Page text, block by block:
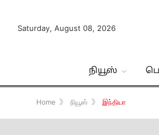
Saturday, August 08, 2026
நியூஸ்
Home 》 நியூஸ் 》 இந்தியா